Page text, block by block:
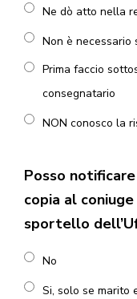
Ne dò atto nella
Non è
Prima faccio
consegnatario
NON conosco la
Posso
copia al
sportello
No
Si, solo se marito